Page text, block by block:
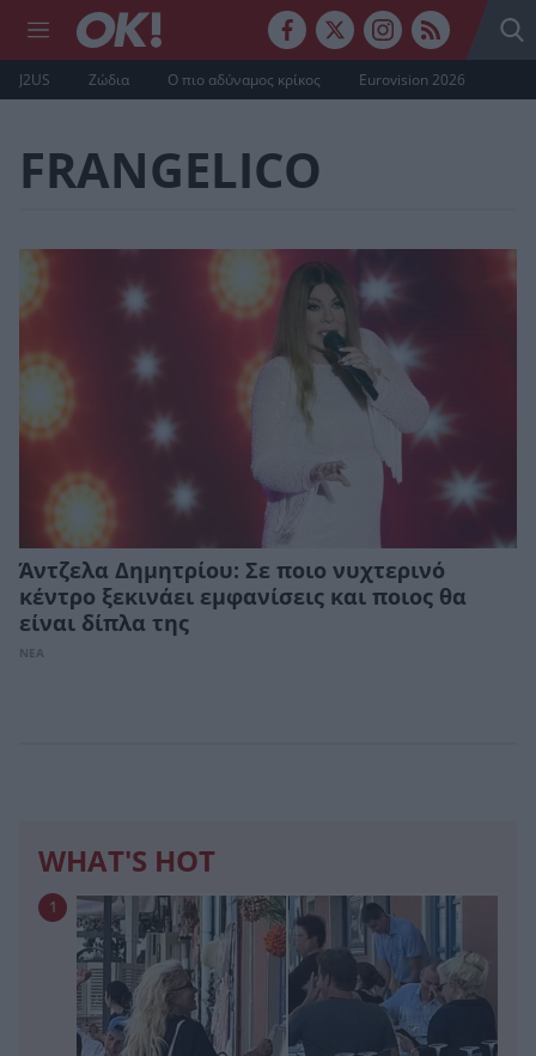
J2US Ζώδια Ο πιο αδύναμος κρίκος Eurovision 2026
FRANGELICO
Άντζελα Δημητρίου: Σε ποιο νυχτερινό
κέντρο ξεκινάει εμφανίσεις και ποιος θα
είναι δίπλα της
ΝΕΑ
WHAT'S HOT
1